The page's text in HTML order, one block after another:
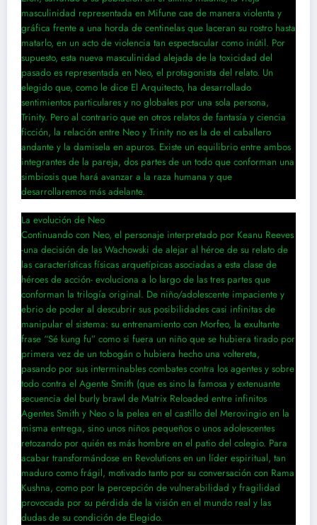
masculinidad representada en Mifune cae de manera violenta y
gráfica frente a una horda de centinelas que laceran su rostro hasta
matarlo, en un acto de violencia tan espectacular como inútil. Por
supuesto, esta nueva masculinidad alejada de la toxicidad del
pasado es representada en Neo, el protagonista del relato. Un
elegido que, como le dice El Arquitecto, ha desarrollado
sentimientos particulares y no globales por una sola persona,
Trinity. Pero al contrario que en otros relatos de fantasía y ciencia
ficción, la relación entre Neo y Trinity no es la de el caballero
andante y la damisela en apuros. Existe un equilibrio entre ambos
integrantes de la pareja, dos partes de un todo que conforman una
simbiosis que hará avanzar a la raza humana y que
desarrollaremos más adelante.
La evolución de Neo
Continuando con Neo, el personaje interpretado por Keanu Reeves
-una decisión de las Wachowski de alejar al héroe de su relato de
las características físicas arquetípicas asociadas a esta clase de
héroes de acción- evoluciona a lo largo de las tres partes que
conforman la trilogía original. De niño/adolescente impaciente y
ebrio de poder al descubrir sus posibilidades casi infinitas de
manipular el sistema: su entrenamiento con Morfeo, la exultante
frase “Sé kung fu” como si fuera un niño que se hubiera tirado por
primera vez de un tobogán o hubiera hecho una voltereta,
pasando por sus interminables combates contra los agentes y sobre
todo contra el Agente Smith (que es sino la famosa y extenuante
secuencia del burly brawl de Matrix Reloaded entre infinitos
Agentes Smith y Neo o la pelea en el castillo del Merovingio en la
misma entrega, sino unos niños pequeños o unos adolescentes
retozando por quién es más hombre en el patio del colegio. Para
acabar transformándose en Revolutions en un líder espiritual, tan
maduro como frágil, motivado tanto por su conversación con Rama
Kushna, como por la percepción de vulnerabilidad y fragilidad
provocada por su pérdida de la visión en el mundo real y las
dudas de su condición de Elegido.